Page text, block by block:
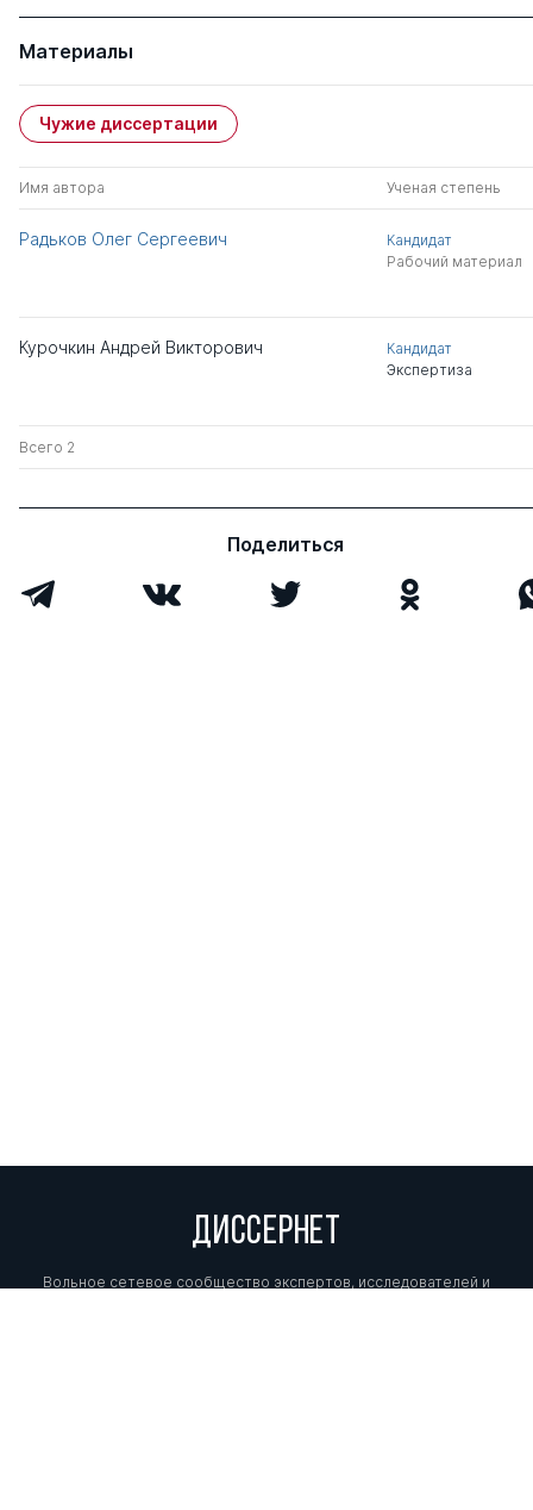
Материалы
Чужие диссертации
Имя автора Ученая степень
Радьков Олег Сергеевич
Кандидат
Рабочий материал
Курочкин Андрей Викторович
Кандидат
Экспертиза
Всего 2
Поделиться
ДИССЕРНЕТ
Вольное сетевое сообщество экспертов, исследователей и